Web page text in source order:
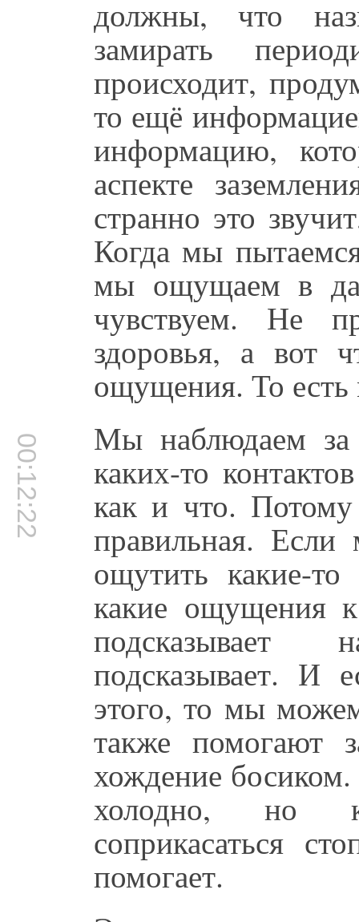
должны, что
замирать
происходит,
то ещё
информацию,
аспекте
странно это
Когда мы
мы ощущаем в
чувствуем. Не
здоровья, а вот
ощущения. То
00:12:22 Мы наблюдаем за
каких-то
как и что.
правильная.
ощутить какие-
какие ощущения
подсказывает
подсказывает. И
этого, то мы
также помогают
хождение
холодно, но
соприкасаться
помогает.